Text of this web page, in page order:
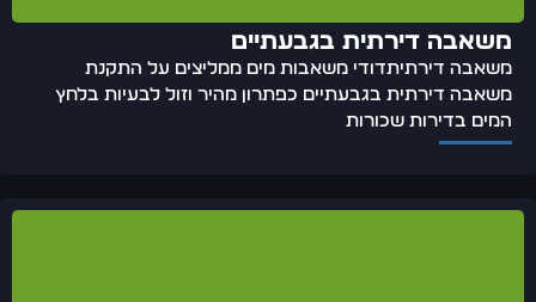
משאבה דירתית בגבעתיים
משאבה דירתיתדודי משאבות מים ממליצים על התקנת
משאבה דירתית בגבעתיים כפתרון מהיר וזול לבעיות בלחץ
המים בדירות שכורות